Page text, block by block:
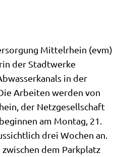
Mittelrhein (evm)
der Stadtwerke
in der
Arbeiten werden von
der Netzgesellschaft
am Montag, 21.
drei Wochen an.
dem Parkplatz